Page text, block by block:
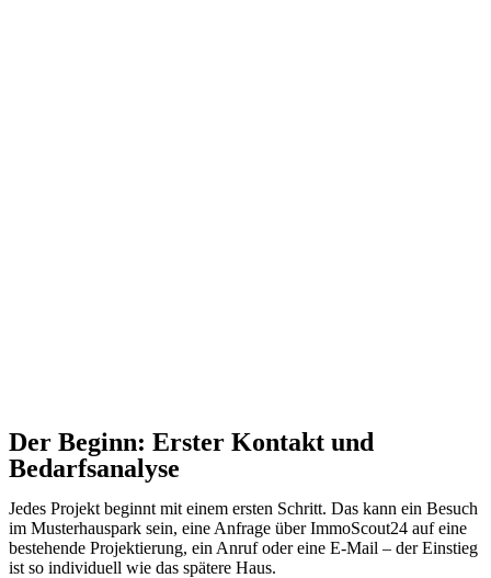
Der Beginn: Erster Kontakt und
Bedarfsanalyse
Jedes Projekt beginnt mit einem ersten Schritt. Das kann ein Besuch
im Musterhauspark sein, eine Anfrage über ImmoScout24 auf eine
bestehende Projektierung, ein Anruf oder eine E-Mail – der Einstieg
ist so individuell wie das spätere Haus.